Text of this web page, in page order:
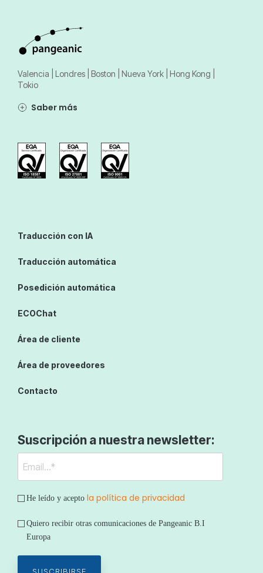
Valencia | Londres | Boston | Nueva York | Hong Kong |
Tokio
Saber más
Traducción con IA
Traducción automática
Posedición automática
ECOChat
Área de cliente
Área de proveedores
Contacto
Suscripción a nuestra newsletter:
He leído y acepto la política de privacidad
Quiero recibir otras comunicaciones de Pangeanic B.I
Europa